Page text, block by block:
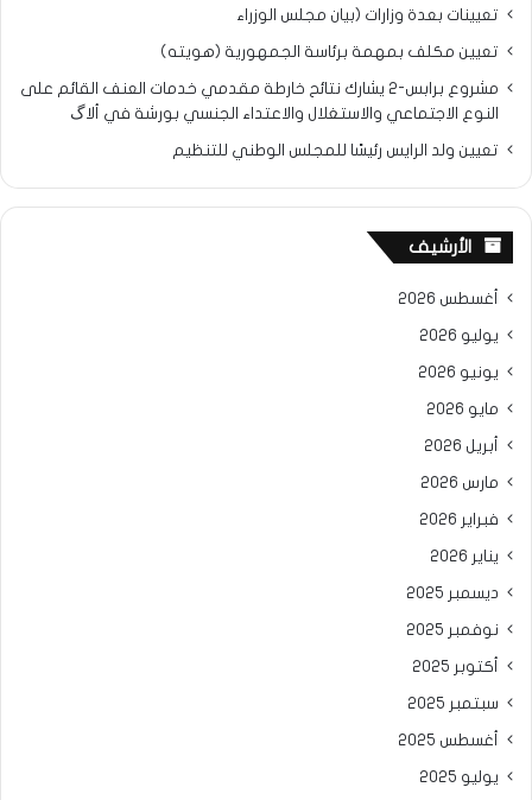
تعيينات بعدة وزارات (بيان مجلس الوزراء
تعيين مكلف بمهمة برئاسة الجمهورية (هويته)
مشروع برابس-2 يشارك نتائح خارطة مقدمي خدمات العنف القائم على
النوع الاجتماعي والاستغلال والاعتداء الجنسي بورشة في ألاگ
تعيين ولد الرايس رئيسًا للمجلس الوطني للتنظيم
الأرشيف
أغسطس 2026
يوليو 2026
يونيو 2026
مايو 2026
أبريل 2026
مارس 2026
فبراير 2026
يناير 2026
ديسمبر 2025
نوفمبر 2025
أكتوبر 2025
سبتمبر 2025
أغسطس 2025
يوليو 2025